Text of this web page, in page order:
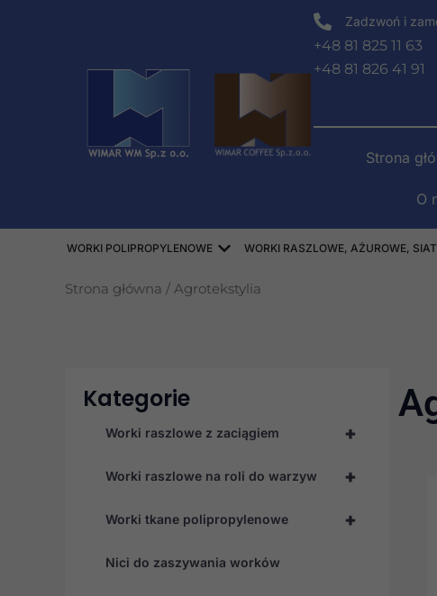
Zadzwoń i
+48 81 825 11 63
+48 81 826 41 91
Strona
O
WORKI POLIPROPYLENOWE Open WORKI
WORKI RASZLOWE, AŻUROWE,
Strona główna / Agrotekstylia
Kategorie
+
Worki raszlowe z zaciągiem
+
Worki raszlowe na roli do warzyw
+
Worki tkane polipropylenowe
Nici do zaszywania worków